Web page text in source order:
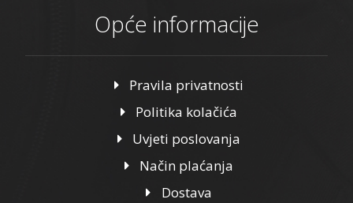
Opće informacije
Pravila privatnosti
Politika kolačića
Uvjeti poslovanja
Način plaćanja
Dostava